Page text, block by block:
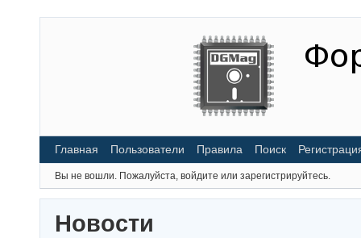
Главная Пользователи Правила Поиск
Вы не вошли. Пожалуйста, войдите или зарегистрируйтесь.
Новости